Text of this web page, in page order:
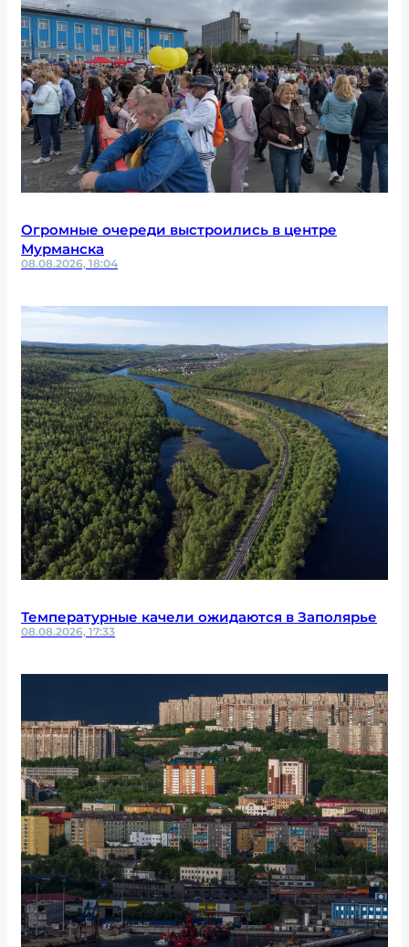
Огромные очереди выстроились в центре
Мурманска
08.08.2026, 18:04
Температурные качели ожидаются в Заполярье
08.08.2026, 17:33